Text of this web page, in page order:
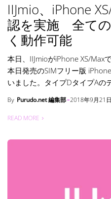
IIJmio、iPhone
認を実施 全て
く動作可能
本日、IIJmioがiPhone XS/Max
本日発売のSIMフリー版
いました。タイプDタイプAの
By Purudo.net 編集部 2018年9月21日
READ MORE